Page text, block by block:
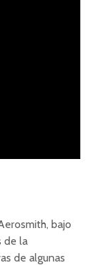
bajo
de la
de algunas